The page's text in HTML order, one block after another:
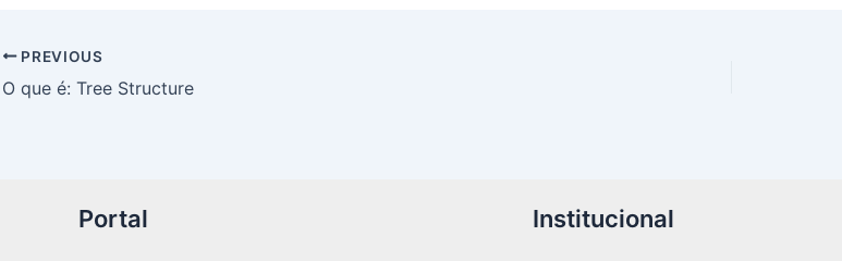
PREVIOUS
O que é: Tree Structure
Portal Institucional